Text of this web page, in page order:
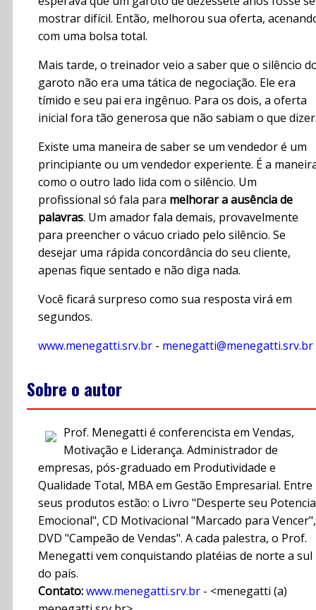
mostrar difícil. Então, melhorou sua oferta,
com uma bolsa total.
Mais tarde, o treinador veio a saber que o silêncio
garoto não era uma tática de negociação. Ele era
tímido e seu pai era ingênuo. Para os dois, a oferta
inicial fora tão generosa que não sabiam o que
Existe uma maneira de saber se um vendedor é um
principiante ou um vendedor experiente. É a
como o outro lado lida com o silêncio. Um
profissional só fala para melhorar a ausência de
palavras. Um amador fala demais, provavelmente
para preencher o vácuo criado pelo silêncio. Se
desejar uma rápida concordância do seu cliente,
apenas fique sentado e não diga nada.
Você ficará surpreso como sua resposta virá em
segundos.
www.menegatti.srv.br - menegatti@menegatti.srv.br
Sobre o autor
Prof. Menegatti é conferencista em Vendas,
Motivação e Liderança. Administrador de
empresas, pós-graduado em Produtividade e
Qualidade Total, MBA em Gestão Empresarial. Entre
seus produtos estão: o Livro "Desperte seu
Emocional", CD Motivacional "Marcado para Vencer",
DVD "Campeão de Vendas". A cada palestra, o Prof.
Menegatti vem conquistando platéias de norte a sul
do país.
Contato:www.menegatti.srv.br - <menegatti (a)